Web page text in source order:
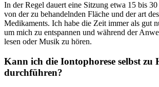
In der Regel dauert eine Sitzung etwa 15 bis
von der zu behandelnden Fläche und der art
Medikaments. Ich habe die Zeit immer als gut
um mich zu entspannen ⁤und während der
lesen oder Musik‌ zu hören.
Kann ich die‍ Iontophorese selbst zu
durchführen?